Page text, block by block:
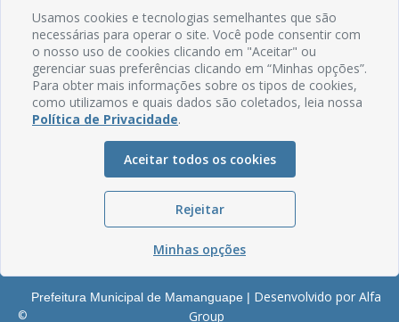
Email: comunicacao@mamanguape.pb.gov.br
Expediente: Segunda à Sexta, das 08h às 13h
Mapa do Site
Perguntas frequentes
Glossário
Serviços Internos
©
Prefeitura Municipal de Mamanguape | Desenvolvido por Alfa
Group
Usamos cookies e tecnologias semelhantes que são
necessárias para operar o site. Você pode consentir com
o nosso uso de cookies clicando em "Aceitar" ou
gerenciar suas preferências clicando em “Minhas opções”.
Para obter mais informações sobre os tipos de cookies,
como utilizamos e quais dados são coletados, leia nossa
Política de Privacidade.
Aceitar todos os cookies
Rejeitar
Minhas opções